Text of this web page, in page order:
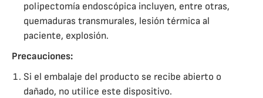
polipectomía endoscópica incluyen, entre otras,
quemaduras transmurales, lesión térmica al
paciente, explosión.
Precauciones:
Si el embalaje del producto se recibe abierto o
dañado, no utilice este dispositivo.